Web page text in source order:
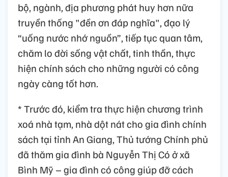
bộ, ngành, địa phương phát huy hơn nữa
truyền thống "đền ơn đáp nghĩa", đạo lý
“uống nước nhớ nguồn”, tiếp tục quan tâm,
chăm lo đời sống vật chất, tinh thần, thực
hiện chính sách cho những người có công
ngày càng tốt hơn.
* Trước đó, kiểm tra thực hiện chương trình
xoá nhà tạm, nhà dột nát cho gia đình chính
sách tại tỉnh An Giang, Thủ tướng Chính phủ
đã thăm gia đình bà Nguyễn Thị Có ở xã
Bình Mỹ – gia đình có công giúp đỡ cách